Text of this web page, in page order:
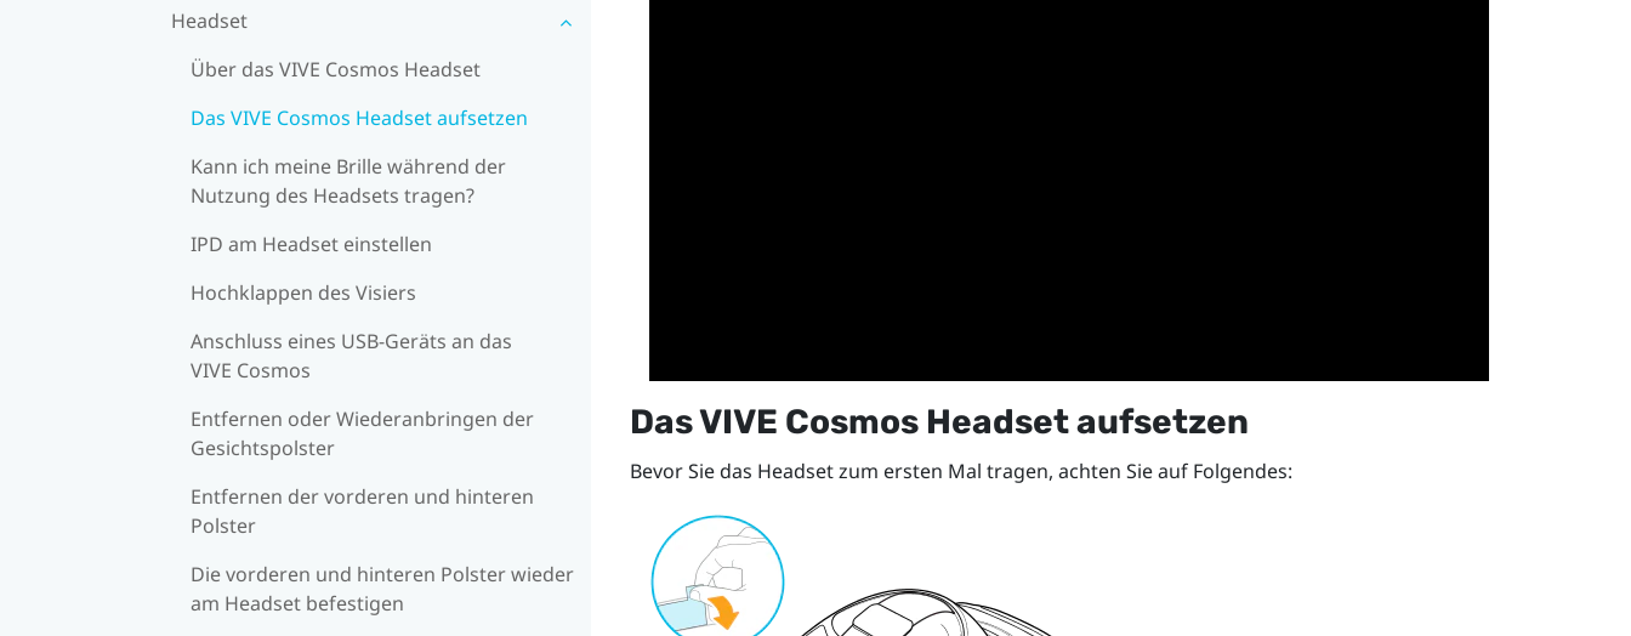
Headset
Über das VIVE Cosmos Headset
Das VIVE Cosmos Headset aufsetzen
Kann ich meine Brille während der
Nutzung des Headsets tragen?
IPD am Headset einstellen
Hochklappen des Visiers
Anschluss eines USB-Geräts an das
VIVE Cosmos
Entfernen oder Wiederanbringen der
Gesichtspolster
Entfernen der vorderen und hinteren
Polster
Die vorderen und hinteren Polster wieder
am Headset befestigen
DasVIVE CosmosHeadset aufsetzen
Bevor Sie das Headset zum ersten Mal tragen, achten Sie auf Folgendes: